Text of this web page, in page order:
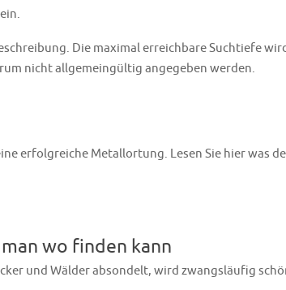
Die maximal erreichbare Suchtiefe
nicht allgemeingültig angegeben werden.
erfolgreiche Metallortung. Lesen Sie hier was
wo finden kann
und Wälder absondelt, wird zwangsläufig